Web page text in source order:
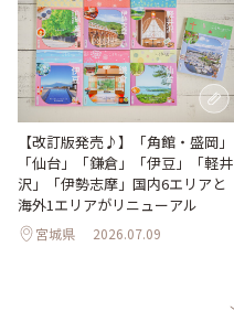
【改訂版発売♪】「角館・盛岡」
「仙台」「鎌倉」「伊豆」「軽井
沢」「伊勢志摩」国内6エリアと
海外1エリアがリニューアル
宮城県 2026.07.09